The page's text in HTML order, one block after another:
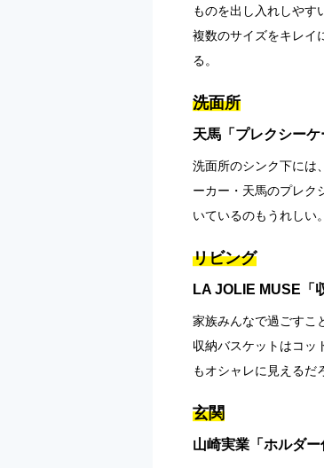
ものを出し入れしやす
複数のサイズをキレイ
る。
洗面所
天馬「プレクシーケ
洗面所のシンク下には
ーカー・天馬のプレク
いているのもうれしい。
リビング
LA JOLIE MUSE「
家族みんなで過ごすこ
収納バスケットはコッ
もオシャレに見えるだ
玄関
山崎実業「ホルダー